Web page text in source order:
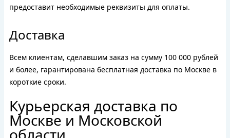
предоставит необходимые реквизиты для оплаты.
Доставка
Всем клиентам, сделавшим заказ на сумму 100 000 рублей
и более, гарантирована бесплатная доставка по Москве в
короткие сроки.
Курьерская доставка по
Москве и Московской